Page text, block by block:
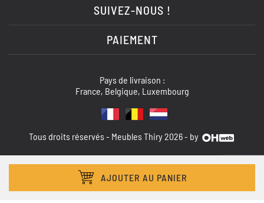
AJOUTER AU PANIER
SUIVEZ-NOUS !
PAIEMENT
Pays de livraison :
France, Belgique, Luxembourg
Tous droits réservés - Meubles Thiry 2026 - by